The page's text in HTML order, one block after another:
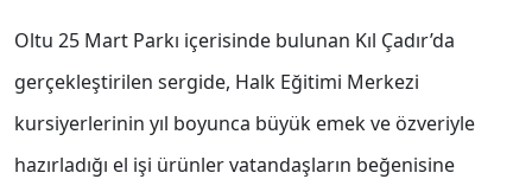
Oltu 25 Mart Parkı içerisinde bulunan Kıl Çadır’da
gerçekleştirilen sergide, Halk Eğitimi Merkezi
kursiyerlerinin yıl boyunca büyük emek ve özveriyle
hazırladığı el işi ürünler vatandaşların beğenisine